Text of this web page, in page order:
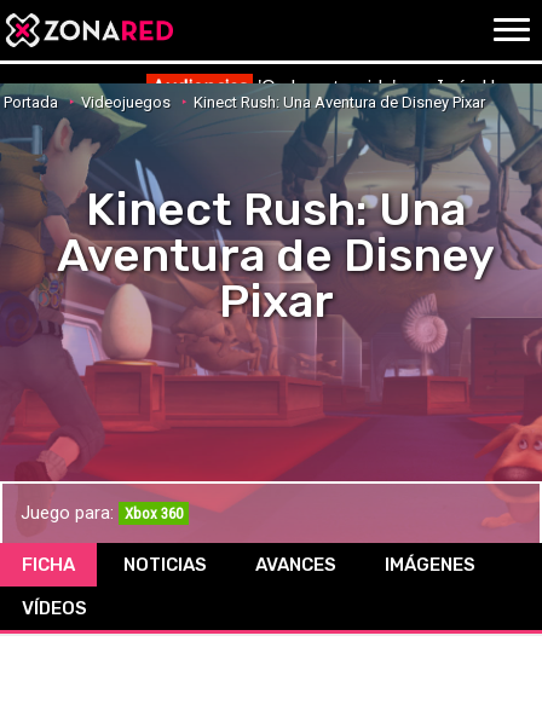
{literal}{/literal}
HOME JUEGOS
NOTICIAS
OPINIÓN
REPORTAJES
ANÁLISIS
AVANCES VÍDEOS
TRUCOS
CÓMICS
Audiencias 'Ordena tu vida' con Inés
Portada Videojuegos Kinect Rush: Una Aventura de Disney Pixar
Kinect Rush: Una
Aventura de Disney
Pixar
Juego para: Xbox 360
FICHA NOTICIAS AVANCES
IMÁGENES
VÍDEOS